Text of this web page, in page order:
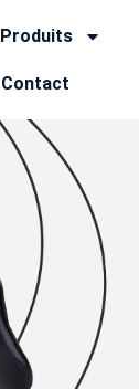
Produits
Contact